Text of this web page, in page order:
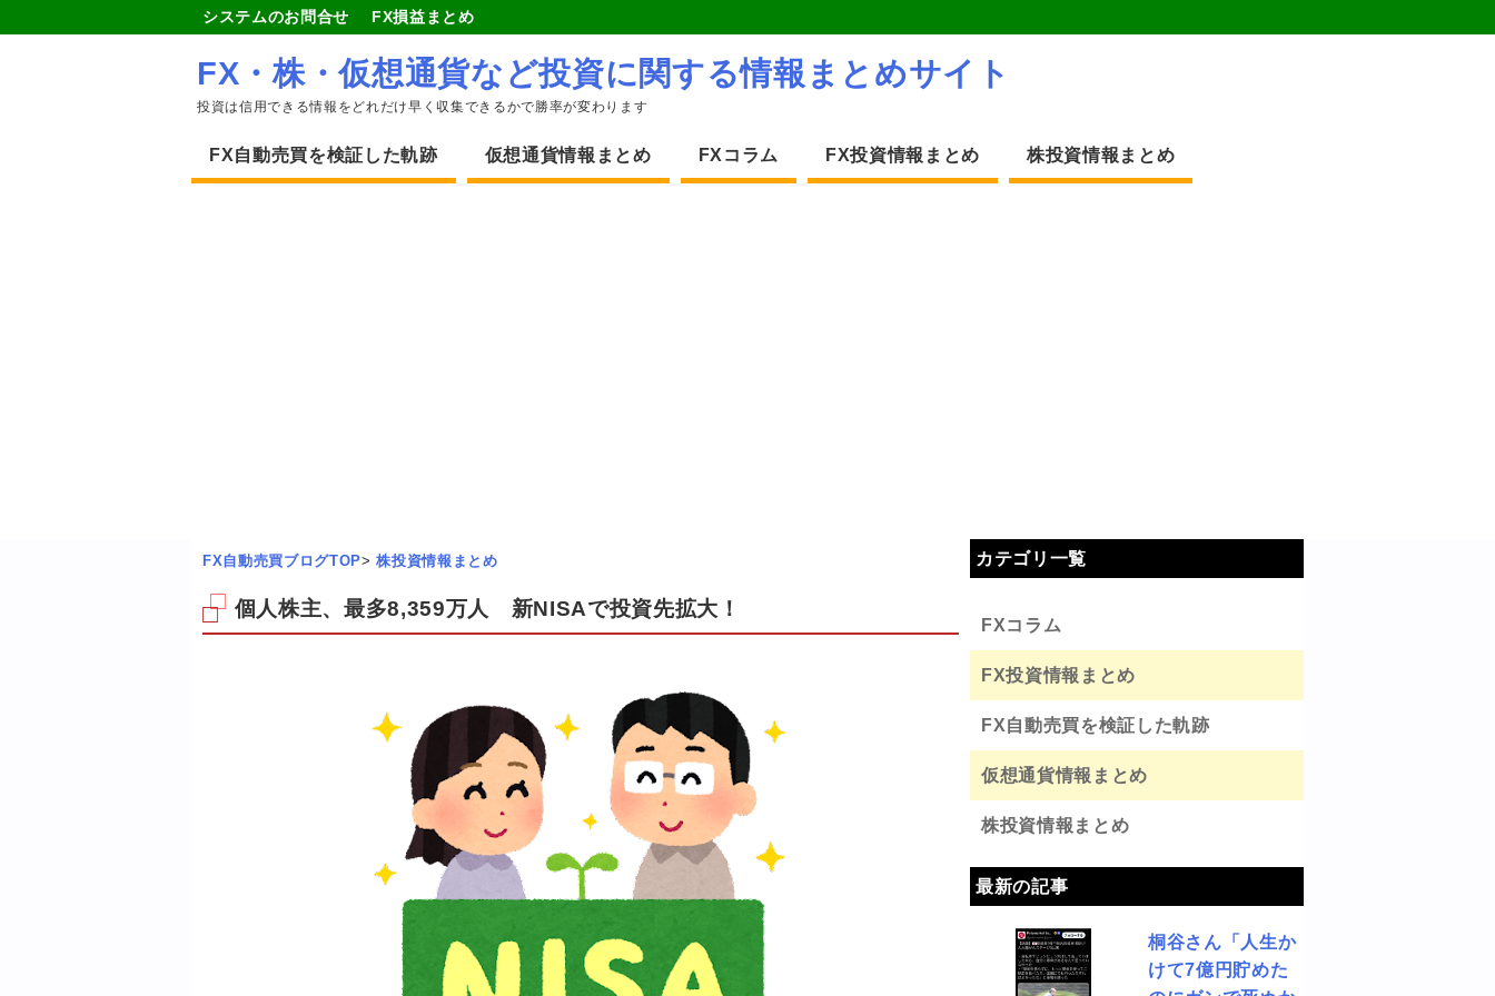
システムのお問合せ FX損益まとめ
FX・株・仮想通貨など投資に関する情報まとめサイト
投資は信用できる情報をどれだけ早く収集できるかで勝率が変わります
FX自動売買を検証した軌跡 仮想通貨情報まとめ FXコラム FX投資情報まとめ 株投資情報まとめ
FX自動売買ブログTOP> 株投資情報まとめ
個人株主、最多8,359万人 新NISAで投資先拡大！
カテゴリ一覧
FXコラム
FX投資情報まとめ
FX自動売買を検証した軌跡
仮想通貨情報まとめ
株投資情報まとめ
最新の記事
桐谷さん「人生か
けて7億円貯めた